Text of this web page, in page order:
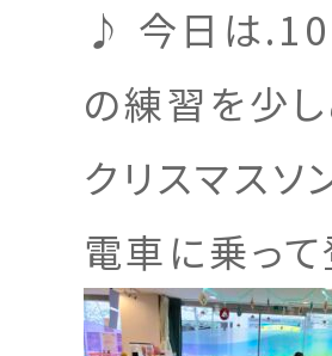
♪ 今日は.10
の練習を少
クリスマスソ
電車に乗っ